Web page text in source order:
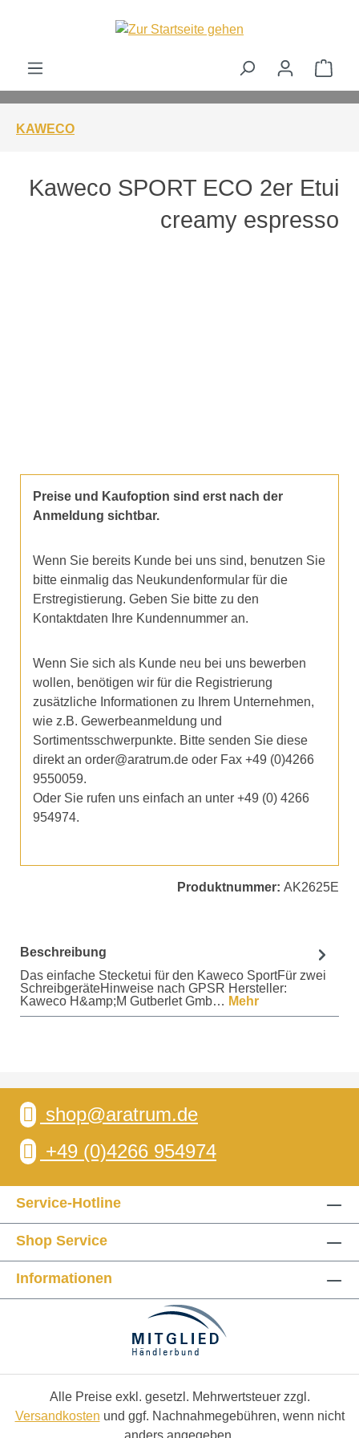
KAWECO
Kaweco SPORT ECO 2er Etui
creamy espresso
Preise und Kaufoption sind erst nach der
Anmeldung sichtbar.
Wenn Sie bereits Kunde bei uns sind, benutzen Sie
bitte einmalig das Neukundenformular für die
Erstregistierung. Geben Sie bitte zu den
Kontaktdaten Ihre Kundennummer an.
Wenn Sie sich als Kunde neu bei uns bewerben
wollen, benötigen wir für die Registrierung
zusätzliche Informationen zu Ihrem Unternehmen,
wie z.B. Gewerbeanmeldung und
Sortimentsschwerpunkte. Bitte senden Sie diese
direkt an order@aratrum.de oder Fax +49 (0)4266
9550059.
Oder Sie rufen uns einfach an unter +49 (0) 4266
954974.
Produktnummer: AK2625E
Beschreibung
Das einfache Stecketui für den Kaweco SportFür zwei
SchreibgeräteHinweise nach GPSR Hersteller:
Kaweco H&amp;M Gutberlet Gmb… Mehr
shop@aratrum.de
+49 (0)4266 954974
Service-Hotline
Shop Service
Informationen
Alle Preise exkl. gesetzl. Mehrwertsteuer zzgl.
Versandkosten und ggf. Nachnahmegebühren, wenn nicht
anders angegeben.